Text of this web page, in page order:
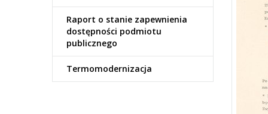
Raport o stanie zapewnienia
dostępności podmiotu
publicznego
Termomodernizacja